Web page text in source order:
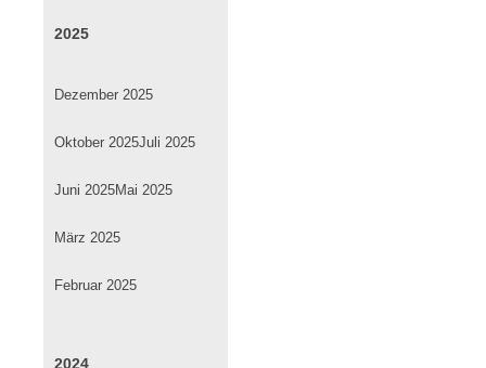
2025
Dezember 2025
Oktober 2025Juli 2025
Juni 2025Mai 2025
März 2025
Februar 2025
2024